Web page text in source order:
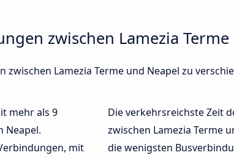
zwischen Lamezia
Lamezia Terme und Neapel zu
mehr als 9
Neapel.
mit
Die verkehrsreichste Zeit
zwischen Lamezia Terme
die wenigsten